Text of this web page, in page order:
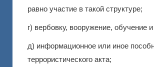
равно участие в такой структуре;
г) вербовку, вооружение, обучение
д) информационное или иное
террористического акта;